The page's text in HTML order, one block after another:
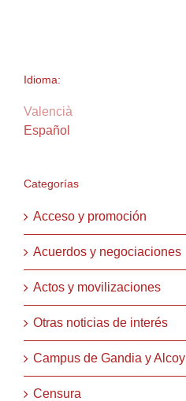
Idioma:
Valencià
Español
Categorías
Acceso y promoción
Acuerdos y negociaciones
Actos y movilizaciones
Otras noticias de interés
Campus de Gandia y Alcoy
Censura